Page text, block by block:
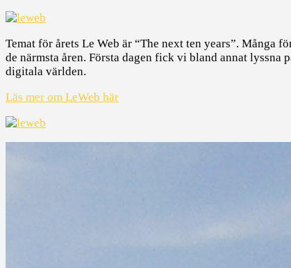
Temat för årets Le Web är “The next ten years”. Många
de närmsta åren. Första dagen fick vi bland annat
digitala världen.
Läs mer om LeWeb här